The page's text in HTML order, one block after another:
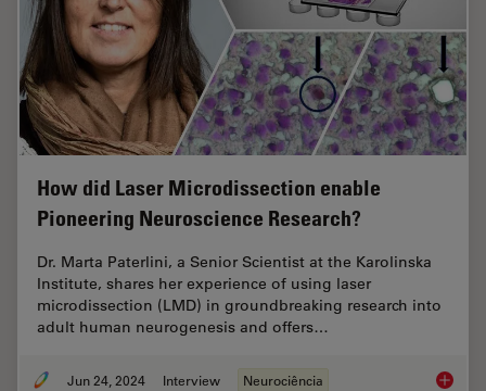
How did Laser Microdissection enable
Pioneering Neuroscience Research?
Dr. Marta Paterlini, a Senior Scientist at the Karolinska
Institute, shares her experience of using laser
microdissection (LMD) in groundbreaking research into
adult human neurogenesis and offers…
Jun 24, 2024 Interview Neurociência How